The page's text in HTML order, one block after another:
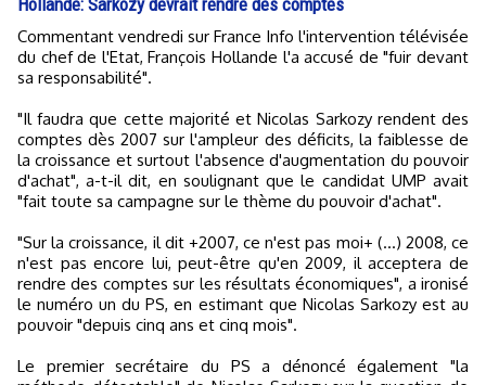
Hollande: Sarkozy devrait rendre des comptes
Commentant vendredi sur France Info l'intervention télévisée
du chef de l'Etat, François Hollande l'a accusé de "fuir devant
sa responsabilité".
"Il faudra que cette majorité et Nicolas Sarkozy rendent des
comptes dès 2007 sur l'ampleur des déficits, la faiblesse de
la croissance et surtout l'absence d'augmentation du pouvoir
d'achat", a-t-il dit, en soulignant que le candidat UMP avait
"fait toute sa campagne sur le thème du pouvoir d'achat".
"Sur la croissance, il dit +2007, ce n'est pas moi+ (...) 2008, ce
n'est pas encore lui, peut-être qu'en 2009, il acceptera de
rendre des comptes sur les résultats économiques", a ironisé
le numéro un du PS, en estimant que Nicolas Sarkozy est au
pouvoir "depuis cinq ans et cinq mois".
Le premier secrétaire du PS a dénoncé également "la